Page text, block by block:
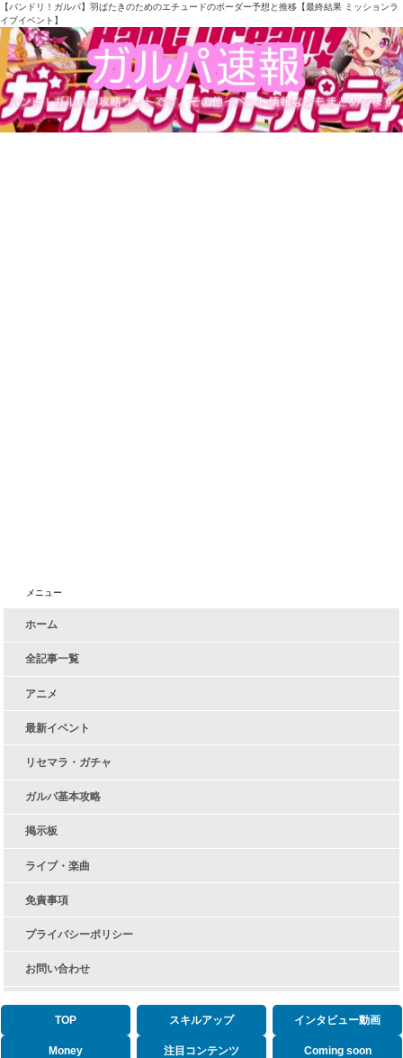
【バンドリ！ガルパ】羽ばたきのためのエチュードのボーダー予想と推移【最終結果 ミッションラ
イブイベント】
メニュー
ホーム
全記事一覧
アニメ
最新イベント
リセマラ・ガチャ
ガルパ基本攻略
掲示板
ライブ・楽曲
免責事項
プライバシーポリシー
お問い合わせ
TOP スキルアップ インタビュー動画
Money 注目コンテンツ Coming soon